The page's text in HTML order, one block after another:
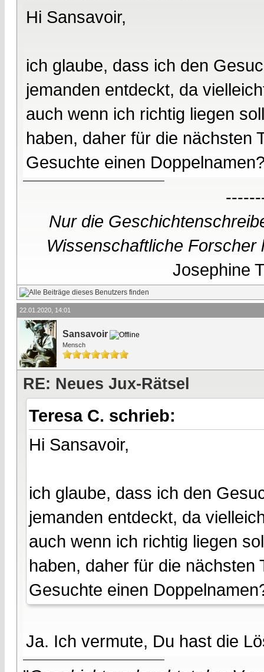
Hi Sansavoir,
ich glaube, dass ich den
jemanden entdeckt, da
auch wenn ich richtig liegen
haben, daher für die nächsten
Gesuchte einen
Nur die
Wissenschaftliche
Josephine
22.01.2020, 14:01
Sansavoir
Mensch
RE: Neues Jux-Rätsel
Teresa C. schrieb:
Hi Sansavoir,
ich glaube, dass ich den
jemanden entdeckt, da
auch wenn ich richtig liegen
haben, daher für die nächsten
Gesuchte einen
Ja. Ich vermute, Du hast die